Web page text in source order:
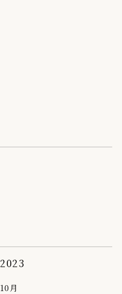
2023
10月